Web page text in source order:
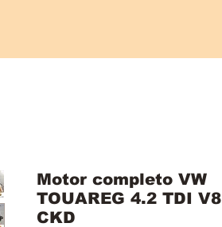
Motor completo VW
TOUAREG 4.2 TDI V8
CKD